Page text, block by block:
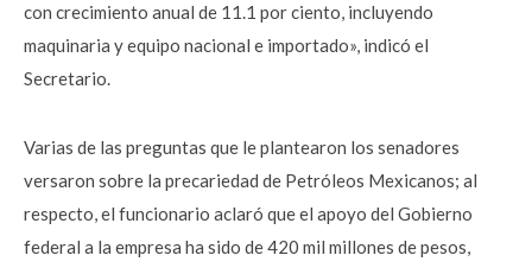
con crecimiento anual de 11.1 por ciento, incluyendo
maquinaria y equipo nacional e importado», indicó el
Secretario.
Varias de las preguntas que le plantearon los senadores
versaron sobre la precariedad de Petróleos Mexicanos; al
respecto, el funcionario aclaró que el apoyo del Gobierno
federal a la empresa ha sido de 420 mil millones de pesos,